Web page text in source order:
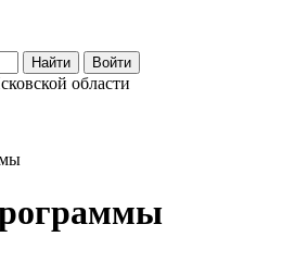
Найти
Войти
области